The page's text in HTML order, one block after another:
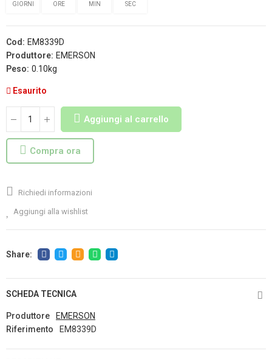
GIORNI ORE MIN SEC
Cod: EM8339D
Produttore: EMERSON
Peso: 0.10kg
Esaurito
Aggiungi al carrello
Compra ora
Richiedi informazioni
Aggiungi alla wishlist
SCHEDA TECNICA
Produttore
EMERSON
Riferimento
EM8339D